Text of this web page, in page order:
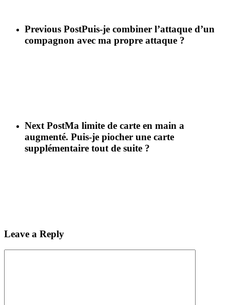
Previous PostPuis-je combiner l’attaque d’un
compagnon avec ma propre attaque ?
Next PostMa limite de carte en main a
augmenté. Puis-je piocher une carte
supplémentaire tout de suite ?
Leave a Reply